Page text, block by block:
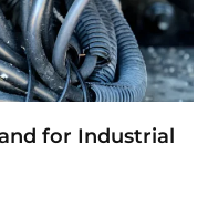
for Industrial